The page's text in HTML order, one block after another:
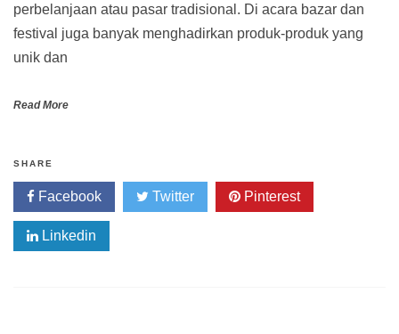
perbelanjaan atau pasar tradisional. Di acara bazar dan
festival juga banyak menghadirkan produk-produk yang
unik dan
Read More
SHARE
Facebook Twitter Pinterest
Linkedin